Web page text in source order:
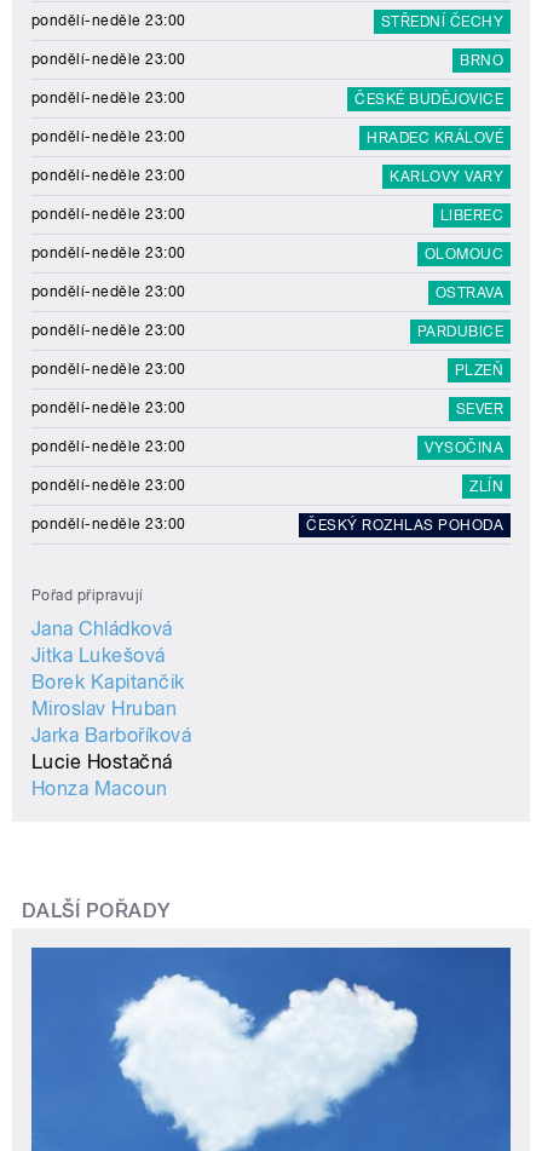
pondělí-neděle 23:00 STŘEDNÍ ČECHY
pondělí-neděle 23:00 BRNO
pondělí-neděle 23:00 ČESKÉ BUDĚJOVICE
pondělí-neděle 23:00 HRADEC KRÁLOVÉ
pondělí-neděle 23:00 KARLOVY VARY
pondělí-neděle 23:00 LIBEREC
pondělí-neděle 23:00 OLOMOUC
pondělí-neděle 23:00 OSTRAVA
pondělí-neděle 23:00 PARDUBICE
pondělí-neděle 23:00 PLZEŇ
pondělí-neděle 23:00 SEVER
pondělí-neděle 23:00 VYSOČINA
pondělí-neděle 23:00 ZLÍN
pondělí-neděle 23:00 ČESKÝ ROZHLAS POHODA
Pořad připravují
Jana Chládková
Jitka Lukešová
Borek Kapitančik
Miroslav Hruban
Jarka Barboříková
Lucie Hostačná
Honza Macoun
DALŠÍ POŘADY